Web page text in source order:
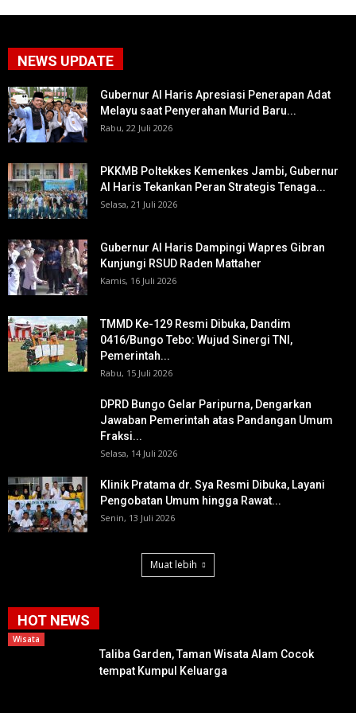
NEWS UPDATE
Gubernur Al Haris Apresiasi Penerapan Adat
Melayu saat Penyerahan Murid Baru...
Rabu, 22 Juli 2026
PKKMB Poltekkes Kemenkes Jambi, Gubernur
Al Haris Tekankan Peran Strategis Tenaga...
Selasa, 21 Juli 2026
Gubernur Al Haris Dampingi Wapres Gibran
Kunjungi RSUD Raden Mattaher
Kamis, 16 Juli 2026
TMMD Ke-129 Resmi Dibuka, Dandim
0416/Bungo Tebo: Wujud Sinergi TNI,
Pemerintah...
Rabu, 15 Juli 2026
DPRD Bungo Gelar Paripurna, Dengarkan
Jawaban Pemerintah atas Pandangan Umum
Fraksi...
Selasa, 14 Juli 2026
Klinik Pratama dr. Sya Resmi Dibuka, Layani
Pengobatan Umum hingga Rawat...
Senin, 13 Juli 2026
Muat lebih
HOT NEWS
Wisata
Taliba Garden, Taman Wisata Alam Cocok
tempat Kumpul Keluarga